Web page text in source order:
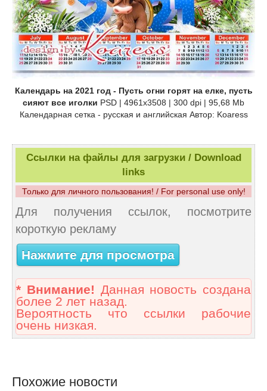
Календарь на 2021 год - Пусть огни горят на елке, пусть
сияют все иголки PSD | 4961x3508 | 300 dpi | 95,68 Mb
Календарная сетка - русская и английская Автор: Koaress
Ссылки на файлы для загрузки / Download
links
Только для личного пользования! / For personal use only!
Для получения ссылок, посмотрите
короткую рекламу
Нажмите для просмотра
* Внимание! Данная новость создана
более 2 лет назад.
Вероятность что ссылки рабочие
очень низкая.
Похожие новости